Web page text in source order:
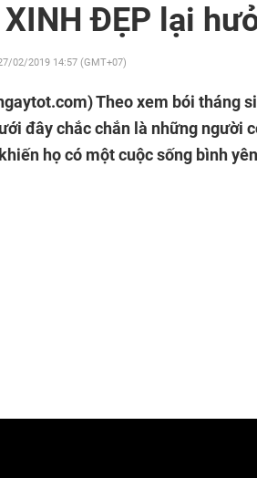
ĐẸP lại
02/2019 14:57 (GMT+07)
Theo xem bói tháng
đây chắc chắn là những người
họ có một cuộc sống bình